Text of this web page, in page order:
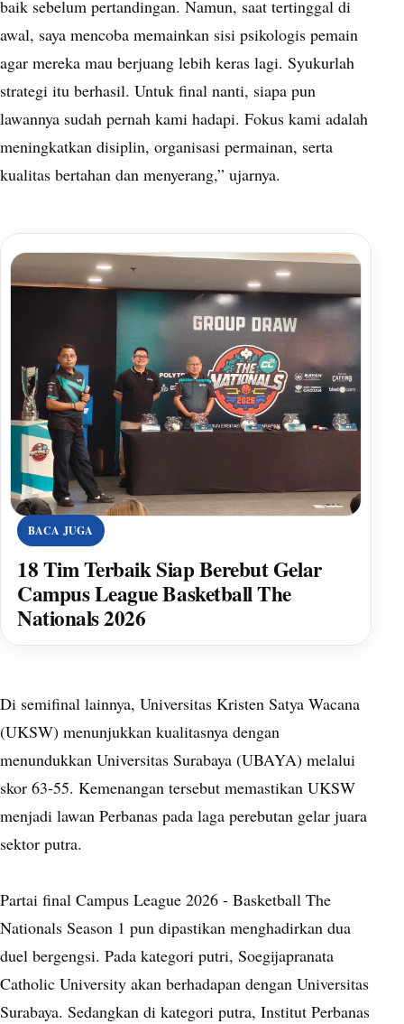
baik sebelum pertandingan. Namun, saat tertinggal di
awal, saya mencoba memainkan sisi psikologis pemain
agar mereka mau berjuang lebih keras lagi. Syukurlah
strategi itu berhasil. Untuk final nanti, siapa pun
lawannya sudah pernah kami hadapi. Fokus kami adalah
meningkatkan disiplin, organisasi permainan, serta
kualitas bertahan dan menyerang,” ujarnya.
BACA JUGA
18 Tim Terbaik Siap Berebut Gelar
Campus League Basketball The
Nationals 2026
Di semifinal lainnya, Universitas Kristen Satya Wacana
(UKSW) menunjukkan kualitasnya dengan
menundukkan Universitas Surabaya (UBAYA) melalui
skor 63-55. Kemenangan tersebut memastikan UKSW
menjadi lawan Perbanas pada laga perebutan gelar juara
sektor putra.
Partai final Campus League 2026 - Basketball The
Nationals Season 1 pun dipastikan menghadirkan dua
duel bergengsi. Pada kategori putri, Soegijapranata
Catholic University akan berhadapan dengan Universitas
Surabaya. Sedangkan di kategori putra, Institut Perbanas